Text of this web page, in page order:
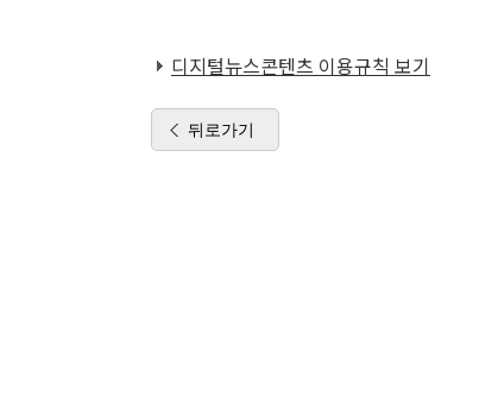
디지털뉴스콘텐츠 이용규칙 보기
뒤로가기